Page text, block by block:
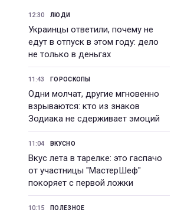
12:30 ЛЮДИ
Украинцы ответили, почему не
едут в отпуск в этом году: дело
не только в деньгах
11:43 ГОРОСКОПЫ
Одни молчат, другие мгновенно
взрываются: кто из знаков
Зодиака не сдерживает эмоций
11:04 ВКУСНО
Вкус лета в тарелке: это гаспачо
от участницы "МастерШеф"
покоряет с первой ложки
10:15 ПОЛЕЗНОЕ